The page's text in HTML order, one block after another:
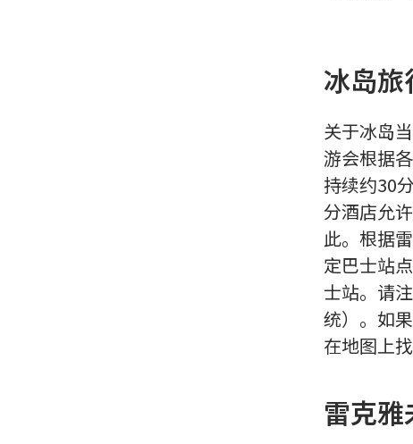
冰岛
关于冰岛
游会根据
持续约30
分酒店允
此。根据
定巴士站
士站。请
统）。如
在地图上
雷克